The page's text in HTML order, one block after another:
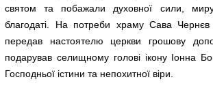
святом та побажали духовної сили,
благодаті. На потреби храму Сава Чернєв
передав настоятелю церкви грошову
подарував селищному голові ікону Іонна
Господньої істини та непохитної віри.